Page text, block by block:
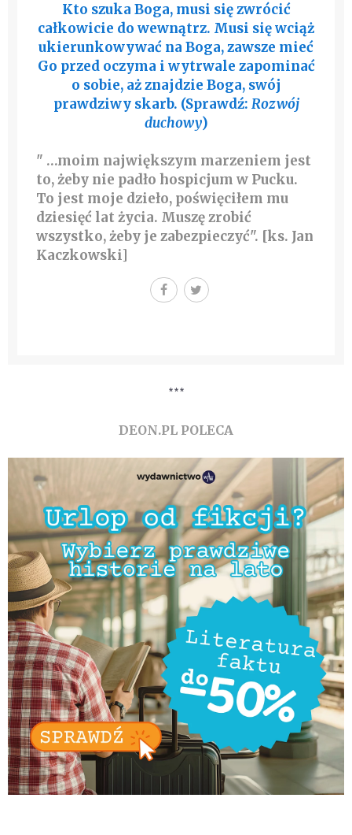
Kto szuka Boga, musi się zwrócić
całkowicie do wewnątrz. Musi się wciąż
ukierunkowywać na Boga, zawsze mieć
Go przed oczyma i wytrwale zapominać
o sobie, aż znajdzie Boga, swój
prawdziwy skarb. (Sprawdź: Rozwój
duchowy)
" …moim największym marzeniem jest
to,żeby nie padło hospicjum w Pucku.
To jest moje dzieło, poświęciłem mu
dziesięć lat życia. Muszę zrobić
wszystko, żeby je zabezpieczyć". [ks. Jan
Kaczkowski]
***
DEON.PL POLECA